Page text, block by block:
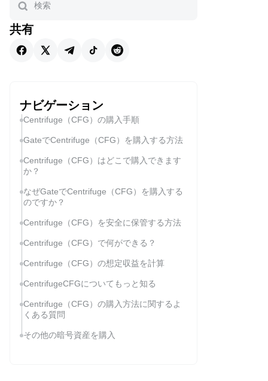
共有
ナビゲーション
Centrifuge（CFG）の購入手順
GateでCentrifuge（CFG）を購入する方法
Centrifuge（CFG）はどこで購入できます
か？
なぜGateでCentrifuge（CFG）を購入する
のですか？
Centrifuge（CFG）を安全に保管する方法
Centrifuge（CFG）で何ができる？
Centrifuge（CFG）の想定収益を計算
CentrifugeCFGについてもっと知る
Centrifuge（CFG）の購入方法に関するよ
くある質問
その他の暗号資産を購入